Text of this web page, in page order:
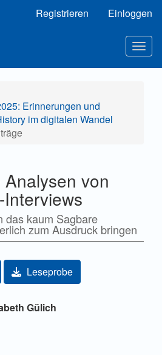
Registrieren Einloggen
Erinnerungen und
im digitalen Wandel
von
das kaum Sagbare
zum Ausdruck bringen
innen oder durch Zahlung einer
Leseprobe
Artikelinhalt
Gülich